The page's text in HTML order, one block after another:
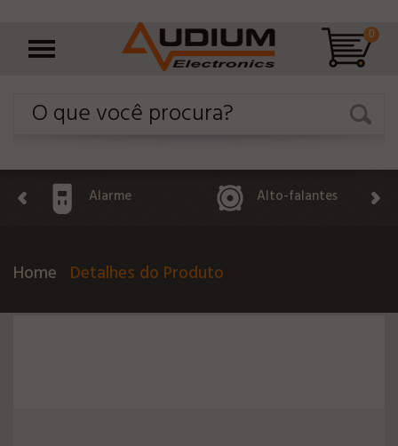
0
Alarme Alto-falantes
Home Detalhes do Produto